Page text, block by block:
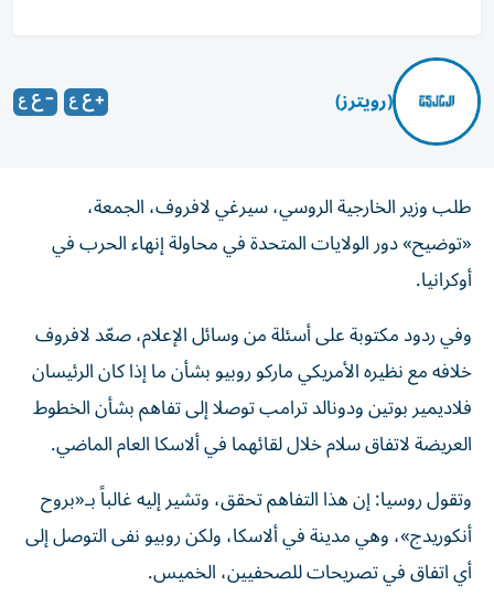
(رويترز)
طلب وزير الخارجية الروسي، سيرغي لافروف، الجمعة،
«توضيح» دور الولايات المتحدة في محاولة إنهاء الحرب في
أوكرانيا.
وفي ردود مكتوبة على أسئلة من وسائل الإعلام، صعّد لافروف
خلافه مع نظيره الأمريكي ماركو روبيو بشأن ما إذا كان الرئيسان
فلاديمير بوتين ودونالد ترامب توصلا إلى تفاهم بشأن الخطوط
العريضة لاتفاق سلام خلال لقائهما في ألاسكا العام الماضي.
وتقول روسيا: إن هذا التفاهم تحقق، وتشير إليه غالباً بـ«بروح
أنكوريدج»، وهي مدينة في ألاسكا، ولكن روبيو نفى التوصل إلى
أي اتفاق في تصريحات للصحفيين، الخميس.